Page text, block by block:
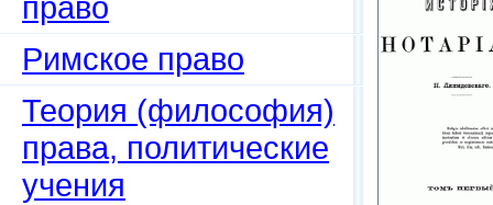
Римское право
Теория (философия)
права, политические
учения